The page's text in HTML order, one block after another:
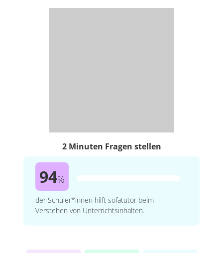
2 Minuten Fragen stellen
94%
der Schüler*innen hilft sofatutor beim
Verstehen von Unterrichtsinhalten.